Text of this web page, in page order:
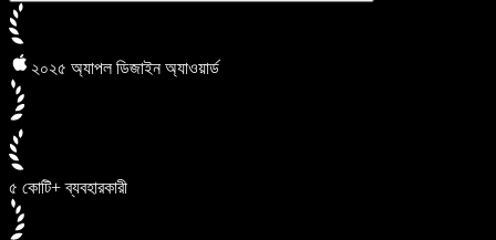
২০২৫ অ্যাপল ডিজাইন অ্যাওয়ার্ড
৫ কোটি+ ব্যবহারকারী